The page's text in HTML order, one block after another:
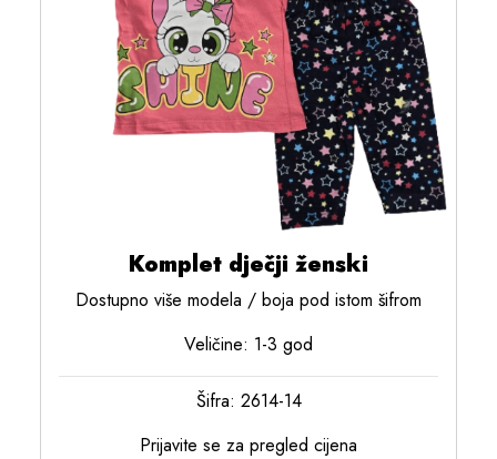
Komplet dječji ženski
Dostupno više modela / boja pod istom šifrom
Veličine: 1-3 god
Šifra: 2614-14
Prijavite se za pregled cijena